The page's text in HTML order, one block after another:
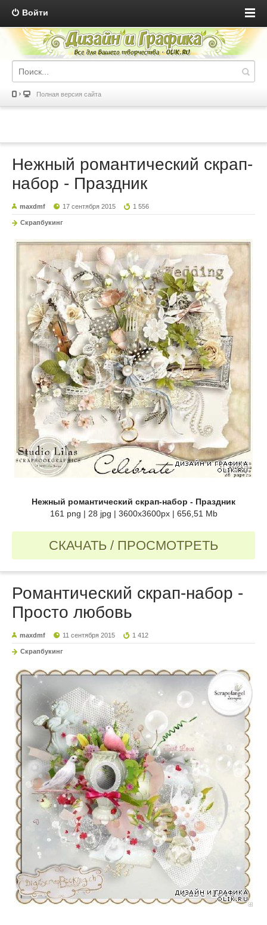
Войти
Полная версия сайта
Нежный романтический скрап-
набор - Праздник
maxdmf 17 сентября 2015 1 556
Скрапбукинг
Нежный романтический скрап-набор - Праздник
161 png | 28 jpg | 3600x3600px | 656,51 Mb
СКАЧАТЬ / ПРОСМОТРЕТЬ
Романтический скрап-набор -
Просто любовь
maxdmf 11 сентября 2015 1 412
Скрапбукинг